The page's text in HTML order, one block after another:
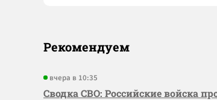
Рекомендуем
вчера в 10:35
Сводка СВО: Российские войска